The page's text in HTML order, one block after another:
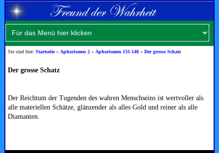
Sie sind hier:Startseite» Aphorismen 2 » Aphorismen 131-140 »Der grosse Schatz
Der grosse Schatz
Der Reichtum der Tugenden des wahren Menschseins ist wertvoller als
alle materiellen Schätze, glänzender als alles Gold und reiner als alle
Diamanten.